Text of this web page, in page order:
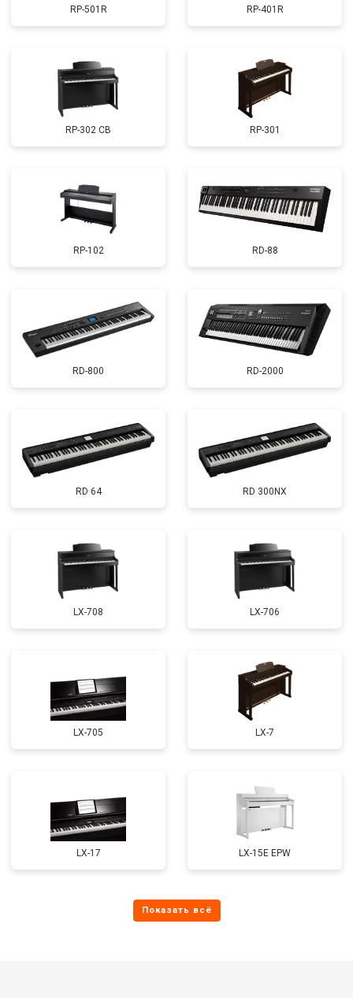
RP-501R RP-401R
RP-302 CB RP-301
RP-102 RD-88
RD-800 RD-2000
RD 64 RD 300NX
LX-708 LX-706
LX-705 LX-7
LX-17 LX-15E EPW